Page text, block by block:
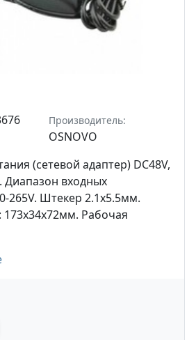
Производитель:
OSNOVO
(сетевой адаптер) DC48V,
Диапазон входных
265V. Штекер 2.1x5.5мм.
Рабочая